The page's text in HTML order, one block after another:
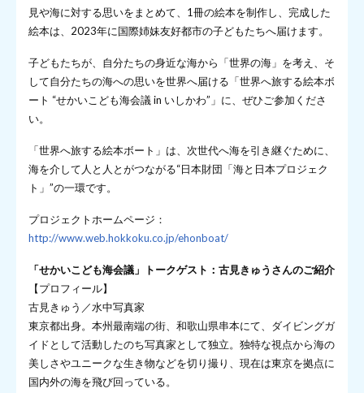
見や海に対する思いをまとめて、1冊の絵本を制作し、完成した
絵本は、2023年に国際姉妹友好都市の子どもたちへ届けます。
子どもたちが、自分たちの身近な海から「世界の海」を考え、そ
して自分たちの海への思いを世界へ届ける「世界へ旅する絵本ボ
ート “せかいこども海会議 in いしかわ”」に、ぜひご参加くださ
い。
「世界へ旅する絵本ボート」は、次世代へ海を引き継ぐために、
海を介して人と人とがつながる“日本財団「海と日本プロジェク
ト」”の一環です。
プロジェクトホームページ：
http://www.web.hokkoku.co.jp/ehonboat/
「せかいこども海会議」トークゲスト：古見きゅうさんのご紹介
【プロフィール】
古見きゅう／水中写真家
東京都出身。本州最南端の街、和歌山県串本にて、ダイビングガ
イドとして活動したのち写真家として独立。独特な視点から海の
美しさやユニークな生き物などを切り撮り、現在は東京を拠点に
国内外の海を飛び回っている。